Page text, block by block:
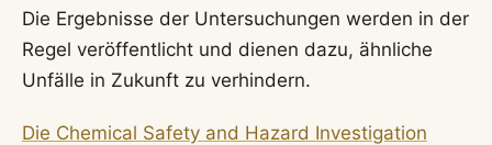
Die Ergebnisse der Untersuchungen werden in der
Regel veröffentlicht und dienen dazu, ähnliche
Unfälle in Zukunft zu verhindern.
Die Chemical Safety and Hazard Investigation